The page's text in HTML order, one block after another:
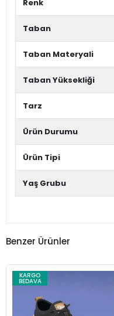
Renk
Taban
Taban Materyali
Taban Yüksekliği
Tarz
Ürün Durumu
Ürün Tipi
Yaş Grubu
Benzer Ürünler
KARGO
BEDAVA